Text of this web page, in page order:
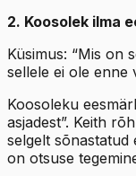
2. Koosolek ilma
Küsimus: “Mis on
sellele ei ole enne
Koosoleku
asjadest”. Keith
selgelt sõnastatud
on otsuse